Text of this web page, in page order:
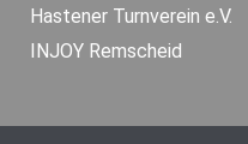
Hastener Turnverein e.V.
INJOY Remscheid